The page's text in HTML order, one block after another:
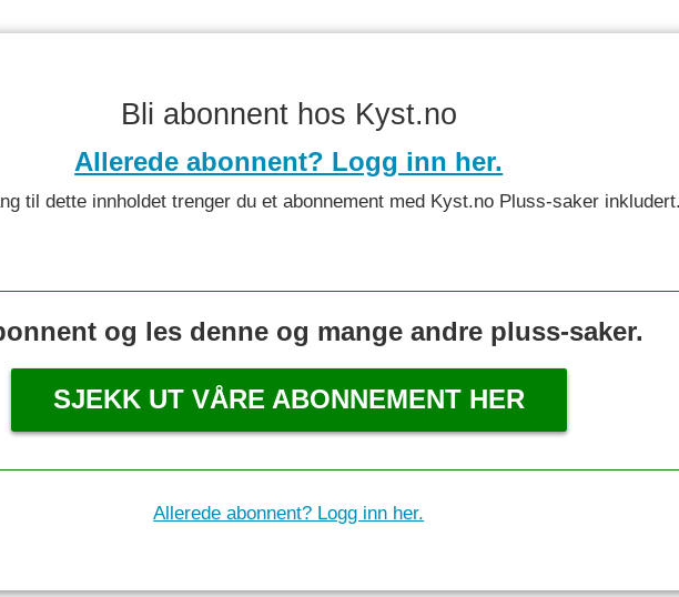
Bli abonnent hos Kyst.no
Allerede abonnent? Logg inn her.
til dette innholdet trenger du et abonnement med Kyst.no Pluss-saker
og les denne og mange andre pluss-saker.
SJEKK UT VÅRE ABONNEMENT HER
Allerede abonnent? Logg inn her.